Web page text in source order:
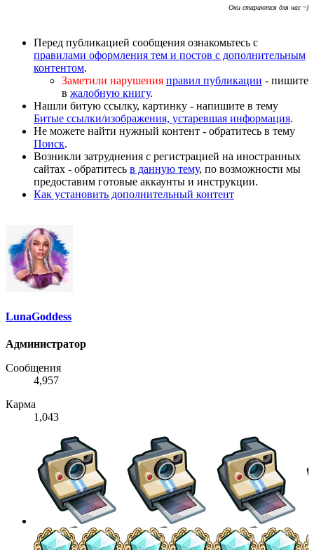
Они стараются для нас ~)
Перед публикацией сообщения ознакомьтесь с
правилами оформления тем и постов с дополнительным
контентом.
Заметили нарушения правил публикации - пишите
в жалобную книгу.
Нашли битую ссылку, картинку - напишите в тему
Битые ссылки/изображения, устаревшая информация.
Не можете найти нужный контент - обратитесь в тему
Поиск.
Возникли затруднения с регистрацией на иностранных
сайтах - обратитесь в данную тему, по возможности мы
предоставим готовые аккаунты и инструкции.
Как установить дополнительный контент
LunaGoddess
Администратор
Сообщения
4,957
Карма
1,043